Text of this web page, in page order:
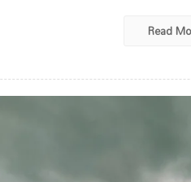
Read